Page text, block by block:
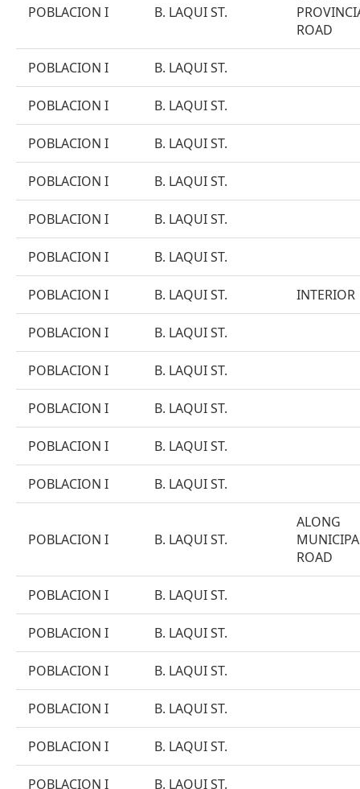
POBLACION I B. LAQUI ST.
ROAD
POBLACION I B. LAQUI ST.
POBLACION I B. LAQUI ST.
POBLACION I B. LAQUI ST.
POBLACION I B. LAQUI ST.
POBLACION I B. LAQUI ST.
POBLACION I B. LAQUI ST.
POBLACION I B. LAQUI ST. INTERIOR
POBLACION I B. LAQUI ST.
POBLACION I B. LAQUI ST.
POBLACION I B. LAQUI ST.
POBLACION I B. LAQUI ST.
POBLACION I B. LAQUI ST.
POBLACION I B. LAQUI ST.
ALONG
ROAD
POBLACION I B. LAQUI ST.
POBLACION I B. LAQUI ST.
POBLACION I B. LAQUI ST.
POBLACION I B. LAQUI ST.
POBLACION I B. LAQUI ST.
POBLACION I B. LAQUI ST.